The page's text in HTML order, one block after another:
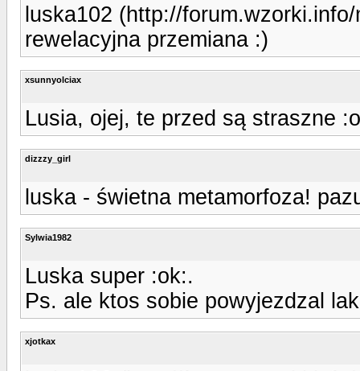
luska102 (http://
rewelacyjna przemiana :)
xsunnyolciax
Lusia, ojej, te przed są straszne
dizzzy_girl
luska - świetna metamorfoza!
Sylwia1982
Luska super :ok:.
Ps. ale ktos sobie powyjezdzal
xjotkax